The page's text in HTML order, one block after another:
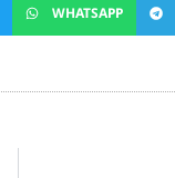
WHATSAPP